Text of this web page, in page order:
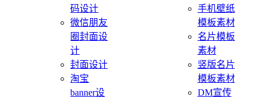
码设计
微信朋友
圈封面设
计
封面设计
淘宝
banner设
手机壁纸
模板素材
名片模板
素材
竖版名片
模板素材
DM宣传